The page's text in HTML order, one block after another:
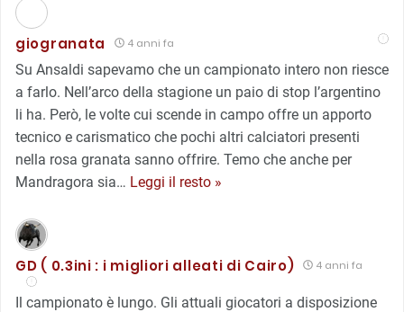
giogranata 4 anni fa
Su Ansaldi sapevamo che un campionato intero non riesce
a farlo. Nell’arco della stagione un paio di stop l’argentino
li ha. Però, le volte cui scende in campo offre un apporto
tecnico e carismatico che pochi altri calciatori presenti
nella rosa granata sanno offrire. Temo che anche per
Mandragora sia… Leggi il resto »
GD ( 0.3ini : i migliori alleati di Cairo) 4 anni fa
Il campionato è lungo. Gli attuali giocatori a disposizione